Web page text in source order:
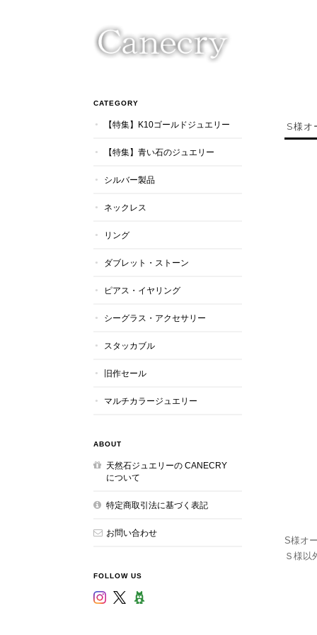
S様オ
S様オ
Ｓ様以
CATEGORY
【特集】K10ゴールドジュエリー
【特集】青い石のジュエリー
シルバー製品
ネックレス
リング
ダブレット・ストーン
ピアス・イヤリング
シーグラス・アクセサリー
スタッカブル
旧作セール
マルチカラージュエリー
ABOUT
天然石ジュエリーの CANECRY
について
特定商取引法に基づく表記
お問い合わせ
FOLLOW US